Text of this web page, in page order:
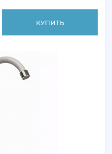
КУПИТЬ